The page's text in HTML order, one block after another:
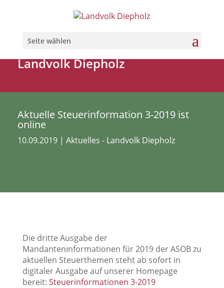
Seite wählen
Landvolk Diepholz
Aktuelle Steuerinformation 3-2019 ist
online
10.09.2019 | Aktuelles - Landvolk Diepholz
Die dritte Ausgabe der
Mandanteninformationen für 2019 der ASOB zu
aktuellen Steuerthemen steht ab sofort in
digitaler Ausgabe auf unserer Homepage
bereit: Steuerinformationen 3-2019